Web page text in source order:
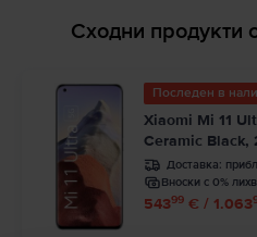
Сходни продукти
Последен в
Xiaomi Mi 11
Ceramic Black,
Доставка:
Вноски с 0%
54399 € / 1.063